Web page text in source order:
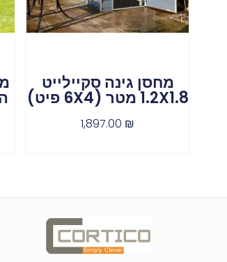
מחסן גינה סקיילייט
1.2X1.8 מטר (6X4 פיט)
1,897.00 ₪